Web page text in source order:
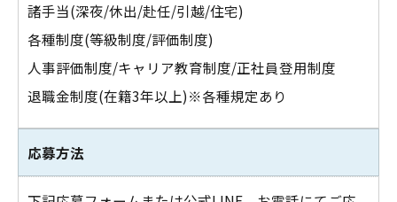
諸手当(深夜/休出/赴任/引越/住宅)
各種制度(等級制度/評価制度)
人事評価制度/キャリア教育制度/正社員登用制度
退職金制度(在籍3年以上)※各種規定あり
応募方法